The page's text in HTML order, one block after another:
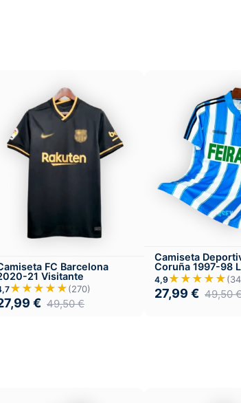
FC Barcelona
21 Visitante
★★★★★(270)
€ 49,50€
Camiseta
Coruña 1997-98
4,9 ★★★★★
27,99 € 49,50